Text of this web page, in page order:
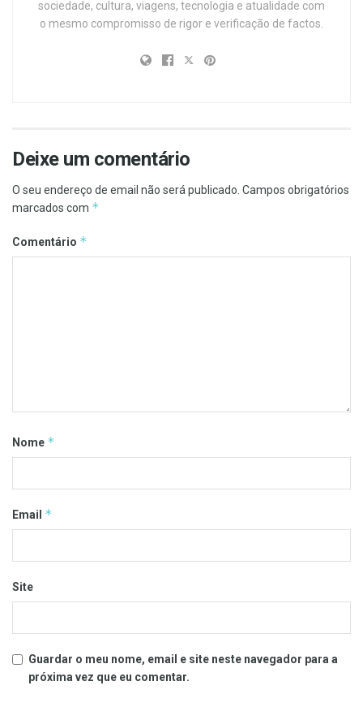
sociedade, cultura, viagens, tecnologia e atualidade com
o mesmo compromisso de rigor e verificação de factos.
Deixe um comentário
O seu endereço de email não será publicado. Campos obrigatórios
marcados com *
Comentário *
Nome *
Email *
Site
Guardar o meu nome, email e site neste navegador para a
próxima vez que eu comentar.